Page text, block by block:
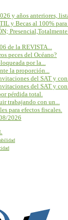
y años anteriores,
y Becas al 100% para
de la REVISTA...
peces del Océano?
por la...
la proporción...
del SAT y
del SAT y
pérdida total.
trabajando con un...
para efectos fiscales.
2026